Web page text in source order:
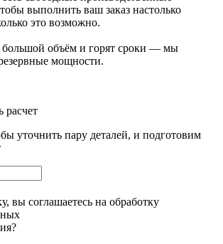
выполнить ваш заказ настолько
это возможно.
большой объём и горят сроки — мы
мощности.
расчет
уточнить пару деталей, и подготовим
вы соглашаетесь на обработку